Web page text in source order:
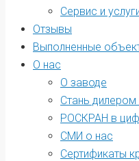
Сервис и
Отзывы
Выполненные
О нас
О заводе
Стань дилером
РОСКРАН в
СМИ о нас
Сертификаты